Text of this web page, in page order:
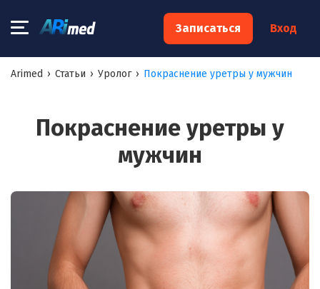
Записаться Вход
Arimed › Статьи › Уролог › Покраснение уретры у мужчин
Покраснение уретры у
мужчин
×
Запишитесь на консультацию к
Ваше имя:*
Ваш e-mail:*